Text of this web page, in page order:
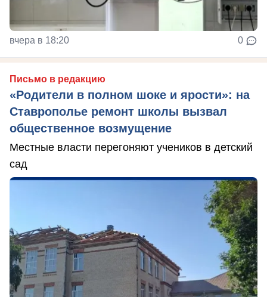
вчера в 18:20 0
Письмо в редакцию
«Родители в полном шоке и ярости»: на
Ставрополье ремонт школы вызвал
общественное возмущение
Местные власти перегоняют учеников в детский
сад